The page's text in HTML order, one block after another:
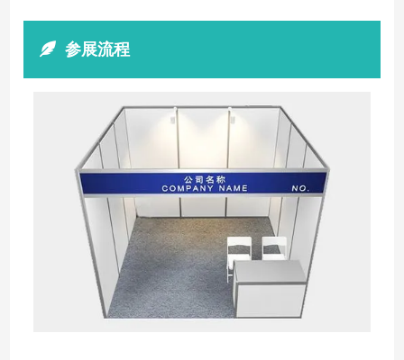
参展流程